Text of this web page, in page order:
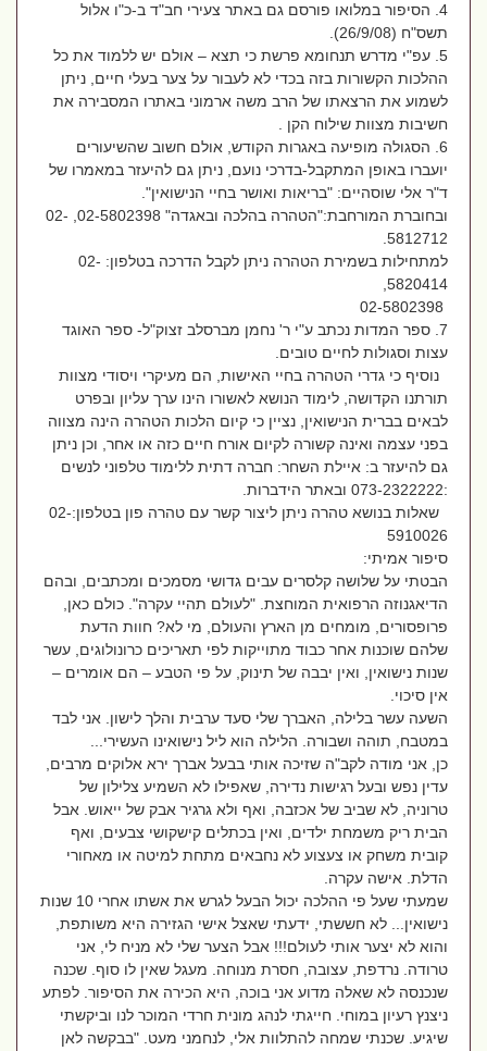
4. הסיפור במלואו פורסם גם באתר צעירי חב"ד ב-כ"ו אלול
תשס"ח (26/9/08).
5. עפ"י מדרש תנחומא פרשת כי תצא – אולם יש ללמוד את כל
ההלכות הקשורות בזה בכדי לא לעבור על צער בעלי חיים, ניתן
לשמוע את הרצאתו של הרב משה ארמוני באתרו המסבירה את
חשיבות מצוות שילוח הקן .
6. הסגולה מופיעה באגרות הקודש, אולם חשוב שהשיעורים
יועברו באופן המתקבל-בדרכי נועם, ניתן גם להיעזר במאמרו של
ד"ר אלי שוסהיים: "בריאות ואושר בחיי הנישואין".
ובחוברת המורחבת:"הטהרה בהלכה ובאגדה" 02-5802398, 02-
5812712.
למתחילות בשמירת הטהרה ניתן לקבל הדרכה בטלפון: 02-
5820414,
7. ספר המדות נכתב ע"י ר' נחמן מברסלב זצוק"ל- ספר האוגד
עצות וסגולות לחיים טובים.
נוסיף כי גדרי הטהרה בחיי האישות, הם מעיקרי ויסודי מצוות
תורתנו הקדושה, לימוד הנושא לאשורו הינו ערך עליון ובפרט
לבאים בברית הנישואין, נציין כי קיום הלכות הטהרה הינה מצווה
בפני עצמה ואינה קשורה לקיום אורח חיים כזה או אחר, וכן ניתן
גם להיעזר ב: איילת השחר: חברה דתית ללימוד טלפוני לנשים
שאלות בנושא טהרה ניתן ליצור קשר עם טהרה פון בטלפון:02-
5910026
סיפור אמיתי:
הבטתי על שלושה קלסרים עבים גדושי מסמכים ומכתבים, ובהם
הדיאגנוזה הרפואית המוחצת. "לעולם תהיי עקרה". כולם כאן,
פרופסורים, מומחים מן הארץ והעולם, מי לא? חוות הדעת
שלהם שוכנות אחר כבוד מתוייקות לפי תאריכים כרונולוגים, עשר
שנות נישואין, ואין יבבה של תינוק, על פי הטבע – הם אומרים –
אין סיכוי.
השעה עשר בלילה, האברך שלי סעד ערבית והלך לישון. אני לבד
במטבח, תוהה ושבורה. הלילה הוא ליל נישואינו העשירי...
כן, אני מודה לקב"ה שזיכה אותי בבעל אברך ירא אלוקים מרבים,
עדין נפש ובעל רגישות נדירה, שאפילו לא השמיע צלילון של
טרוניה, לא שביב של אכזבה, ואף ולא גרגיר אבק של ייאוש. אבל
הבית ריק משמחת ילדים, ואין בכתלים קישקושי צבעים, ואף
קובית משחק או צעצוע לא נחבאים מתחת למיטה או מאחורי
הדלת. אישה עקרה.
שמעתי שעל פי ההלכה יכול הבעל לגרש את אשתו אחרי 10 שנות
נישואין... לא חששתי, ידעתי שאצל אישי הגזירה היא משותפת,
והוא לא יצער אותי לעולם!!! אבל הצער שלי לא מניח לי, אני
טרודה. נרדפת, עצובה, חסרת מנוחה. מעגל שאין לו סוף. שכנה
שנכנסה לא שאלה מדוע אני בוכה, היא הכירה את הסיפור. לפתע
ניצנץ רעיון במוחי. חייגתי לנהג מונית חרדי המוכר לנו וביקשתי
שיגיע. שכנתי שמחה להתלוות אלי, לנחמני מעט. "בבקשה לאן